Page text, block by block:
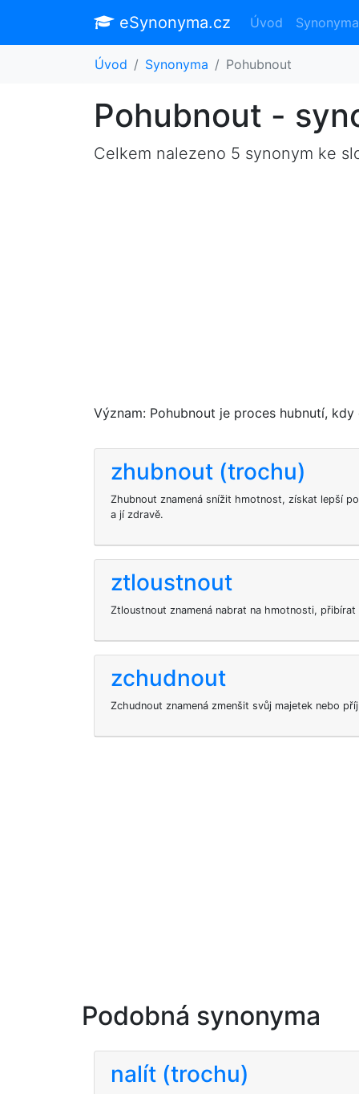
eSynonyma.cz Úvod Synonyma
Úvod Synonyma Pohubnout
Pohubnout -
Celkem nalezeno 5 synonym ke
Význam: Pohubnout je proces hubnutí,
zhubnout (trochu)
Zhubnout znamená snížit hmotnost, získat lepší
a jí zdravě.
ztloustnout
Ztloustnout znamená nabrat na hmotnosti, přibírat
zchudnout
Zchudnout znamená zmenšit svůj majetek nebo
Podobná synonyma
nalít (trochu)